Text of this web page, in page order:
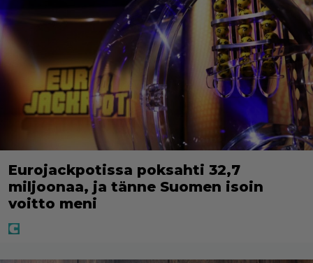
Eurojackpotissa poksahti 32,7
miljoonaa, ja tänne Suomen isoin
voitto meni